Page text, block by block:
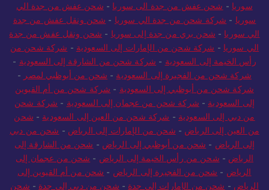
سوريا - شحن عفش من جدة الى سوريا - شحن عفش من جدة الي
سوريا - شركة شحن من جدة الي سوريا - شحن ونقل عفش من جدة
الي سوريا - شحن بري من جدة إلى سوريا - شحن ونقل عفش من جدة
الي سوريا - شركة شحن من الإمارات إلى السعودية - شركة شحن من
رأس الخيمة إلى السعودية - شركة شحن من الشارقة إلى السعودية -
شركة شحن من الفجيرة إلى السعودية - شحن من أبوظبي لمصر -
شركة شحن من أبوظبي إلى السعودية - شركة شحن من أم القيوين
إلى السعودية - شركة شحن من عجمان إلى السعودية - شركة شحن
من دبي إلى السعودية - شركة شحن من العين إلى السعودية - شحن
من العين إلى الرياض - شحن من الإمارات إلى الرياض - شحن من دبي
إلى الرياض - شحن من أبوظبي إلى الرياض - شحن من الشارقة إلى
الرياض - شحن من رأس الخيمة إلى الرياض - شحن من عجمان إلى
الرياض - شحن من الفجيرة إلى الرياض - شحن من أم القيوين إلى
الرياض - شحن من الإمارات إلى جدة - شحن من دبي إلى جدة - شحن